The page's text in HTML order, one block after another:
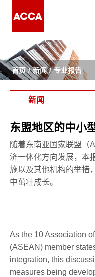
首页 新闻 专业报告
新闻
东盟地区的中小
随着东南亚国家联盟（
济一体化方向发展，本
施以及其他机构的举措
中茁壮成长。
As the 10 Association
(ASEAN) member
integration, this
measures being